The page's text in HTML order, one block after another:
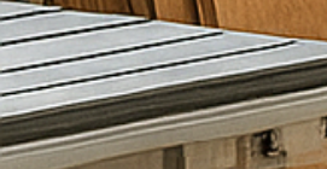
ל
א
ו
פ
ר
ט